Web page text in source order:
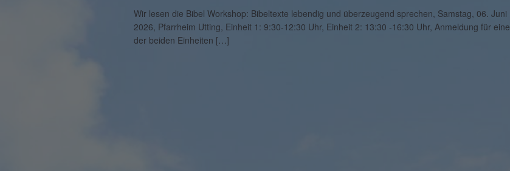
Wir lesen die Bibel Workshop: Bibeltexte lebendig und überzeugend sprechen, Samstag, 06. Juni
2026, Pfarrheim Utting, Einheit 1: 9:30-12:30 Uhr, Einheit 2: 13:30 -16:30 Uhr, Anmeldung für eine
der beiden Einheiten […]